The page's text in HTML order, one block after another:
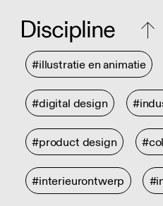
Discipline
#illustratie en animatie
#digital design
#product design
#interieurontwerp